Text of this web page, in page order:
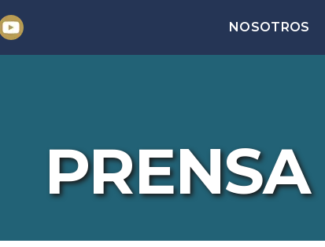
NOSOTROS
PRENSA